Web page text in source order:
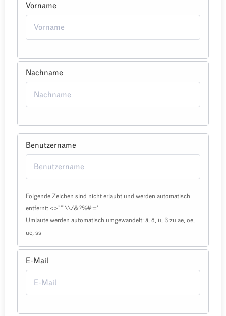
Vorname
Nachname
Benutzername
Folgende Zeichen sind nicht erlaubt und werden automatisch
entfernt: <>""'\\/&?%#:='
Umlaute werden automatisch umgewandelt: ä, ö, ü, ß zu ae, oe,
ue, ss
E-Mail